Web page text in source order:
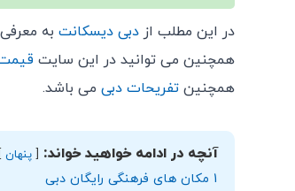
در این مطلب از دبی دیسکانت به معرفی
همچنین می توانید در این سایت
همچنین تفریحات دبی می باشد.
آنچه در ادامه خواهید خواند: پنهان
1 مکان های فرهنگی رایگان دبی